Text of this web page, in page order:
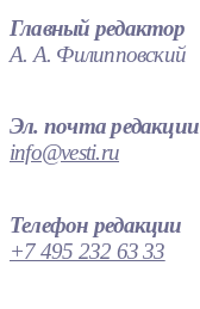
Главный редактор
А. А. Филипповский
Эл. почта редакции
info@vesti.ru
Телефон редакции
+7 495 232 63 33